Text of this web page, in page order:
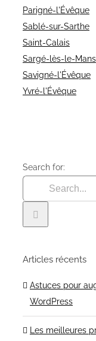
Parigné-l'Évêque
Sablé-sur-Sarthe
Saint-Calais
Sargé-lès-le-Mans
Savigné-l'Évêque
Yvré-l'Évêque
Search for:
Articles récents
Astuces pour
WordPress
Les meilleures